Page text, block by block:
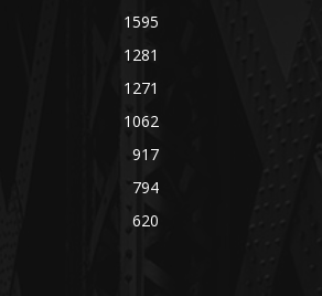
1595
1281
1271
1062
917
794
620